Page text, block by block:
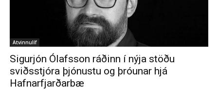
Atvinnulíf
Sigurjón Ólafsson ráðinn í nýja stöðu
sviðsstjóra þjónustu og þróunar hjá
Hafnarfjarðarbæ